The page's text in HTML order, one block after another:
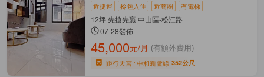
近捷運 拎包入住 近商圈 有電梯
12坪 先搶先贏 中山區-松江路
07-28發佈
45,000元/月 (有額外費用)
距行天宮 中和新蘆線 352公尺